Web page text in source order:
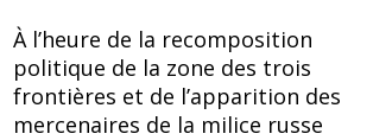
À l’heure de la recomposition
politique de la zone des trois
frontières et de l’apparition des
mercenaires de la milice russe